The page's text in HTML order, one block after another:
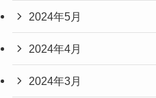
2024年5月
2024年4月
2024年3月